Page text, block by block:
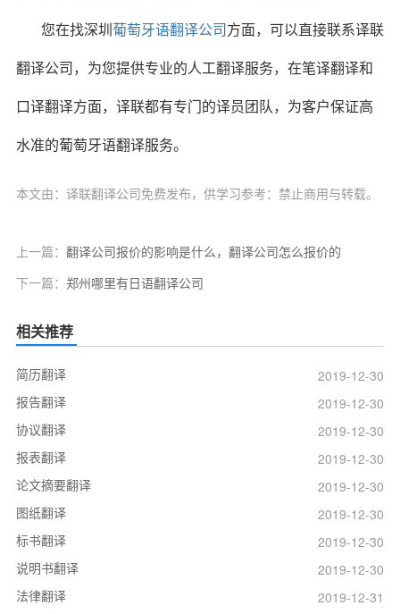
您在找深圳 葡萄牙语翻译公司 方面，可以直接联系译联
翻译公司，为您提供专业的人工翻译服务，在笔译翻译和
口译翻译方面，译联都有专门的译员团队，为客户保证高
水准的葡萄牙语翻译服务。
本文由：译联翻译公司免费发布，供学习参考：禁止商用与转载。
上一篇： 翻译公司报价的影响是什么，翻译公司怎么报价的
下一篇： 郑州哪里有日语翻译公司
相关推荐
简历翻译
2019-12-30
报告翻译
2019-12-30
协议翻译
2019-12-30
报表翻译
2019-12-30
论文摘要翻译
2019-12-30
图纸翻译
2019-12-30
标书翻译
2019-12-30
说明书翻译
2019-12-30
法律翻译
2019-12-31